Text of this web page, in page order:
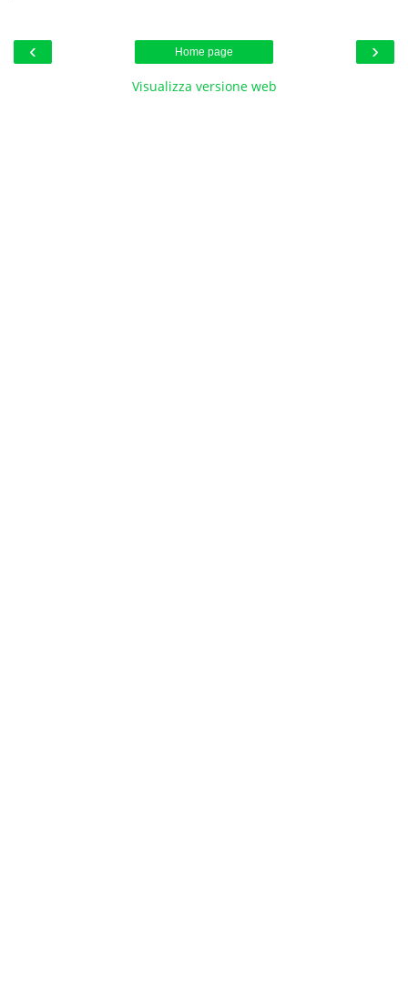
‹ ›
Home page
Visualizza versione web